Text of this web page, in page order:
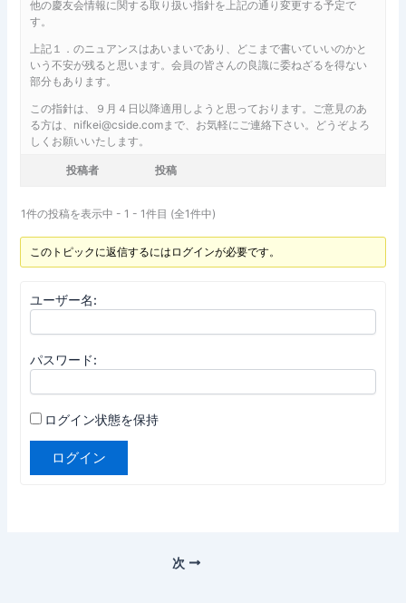
他の慶友会情報に関する取り扱い指針を上記の通り変更する予定で
す。
上記１．のニュアンスはあいまいであり、どこまで書いていいのかと
いう不安が残ると思います。会員の皆さんの良識に委ねざるを得ない
部分もあります。
この指針は、９月４日以降適用しようと思っております。ご意見のあ
る方は、nifkei@cside.comまで、お気軽にご連絡下さい。どうぞよろ
しくお願いいたします。
投稿者 投稿
1件の投稿を表示中 - 1 - 1件目 (全1件中)
このトピックに返信するにはログインが必要です。
ユーザー名:
パスワード:
ログイン状態を保持
ログイン
次